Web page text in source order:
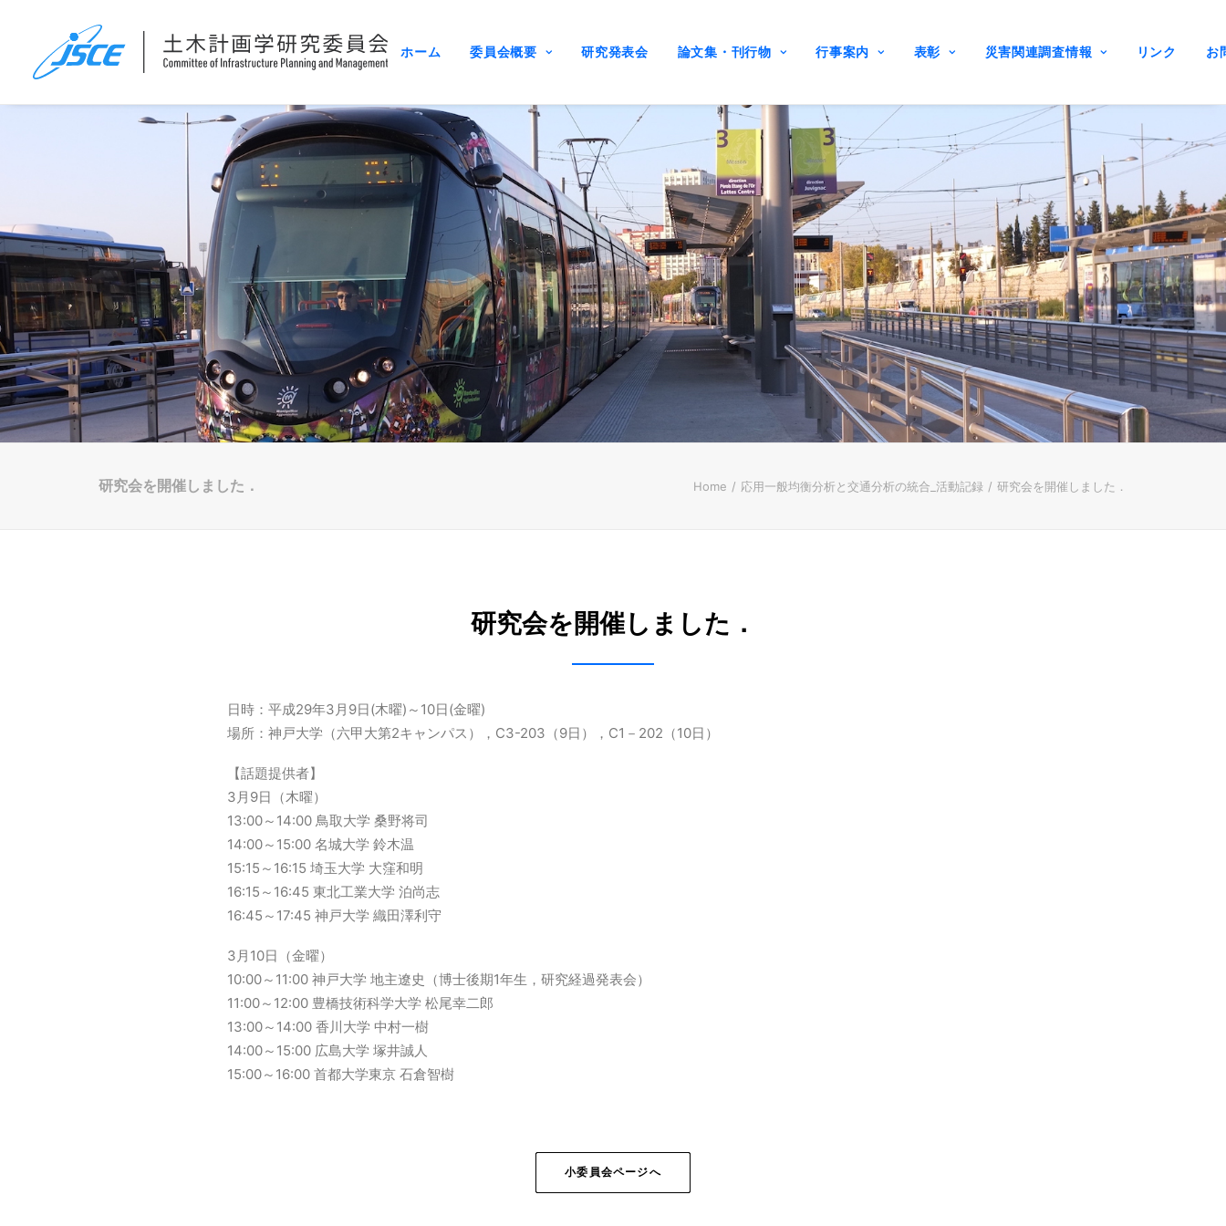
ホーム 委員会概要 研究発表会 論文集・刊行物 行事案内 表彰 災害関連調査情報 リンク お
研究会を開催しました． Home 応用一般均衡分析と交通分析の統合_活動記録 研究会を開催しました．
研究会を開催しました．
日時：平成29年3月9日(木曜)～10日(金曜)
場所：神戸大学（六甲大第2キャンパス），C3-203（9日），C1－202（10日）
【話題提供者】
3月9日（木曜）
13:00～14:00 鳥取大学 桑野将司
14:00～15:00 名城大学 鈴木温
15:15～16:15 埼玉大学 大窪和明
16:15～16:45 東北工業大学 泊尚志
16:45～17:45 神戸大学 織田澤利守
3月10日（金曜）
10:00～11:00 神戸大学 地主遼史（博士後期1年生，研究経過発表会）
11:00～12:00 豊橋技術科学大学 松尾幸二郎
13:00～14:00 香川大学 中村一樹
14:00～15:00 広島大学 塚井誠人
15:00～16:00 首都大学東京 石倉智樹
小委員会ページへ